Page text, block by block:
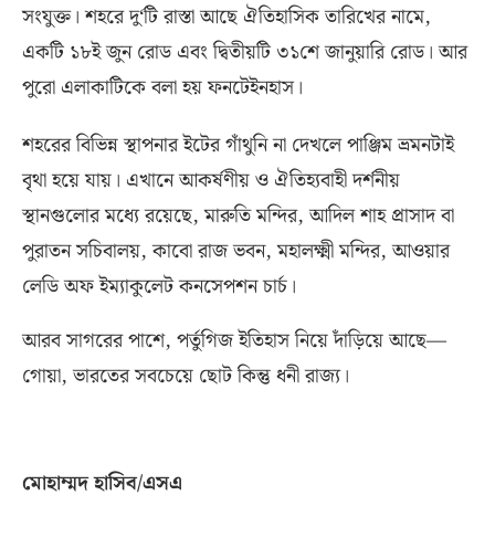
সংযুক্ত। শহরে দু‘টি রাস্তা আছে ঐতিহাসিক তারিখের নামে,
একটি ১৮ই জুন রোড এবং দ্বিতীয়টি ৩১শে জানুয়ারি রোড। আর
পুরো এলাকাটিকে বলা হয় ফনটেইনহাস।
শহরের বিভিন্ন স্থাপনার ইটের গাঁথুনি না দেখলে পাঞ্জিম ভ্রমনটাই
বৃথা হয়ে যায়। এখানে আকর্ষণীয় ও ঐতিহ্যবাহী দর্শনীয়
স্থানগুলোর মধ্যে রয়েছে,মারুতি মন্দির,আদিল শাহ প্রাসাদ বা
পুরাতন সচিবালয়,কাবো রাজ ভবন,মহালক্ষ্মী মন্দির,আওয়ার
লেডি অফ ইম্যাকুলেট কনসেপশন চার্চ।
আরব সাগরের পাশে, পর্তুগিজ ইতিহাস নিয়ে দাঁড়িয়ে আছে—
গোয়া,ভারতের সবচেয়ে ছোট কিন্তু ধনী রাজ্য।
মোহাম্মদ হাসিব/এসএ